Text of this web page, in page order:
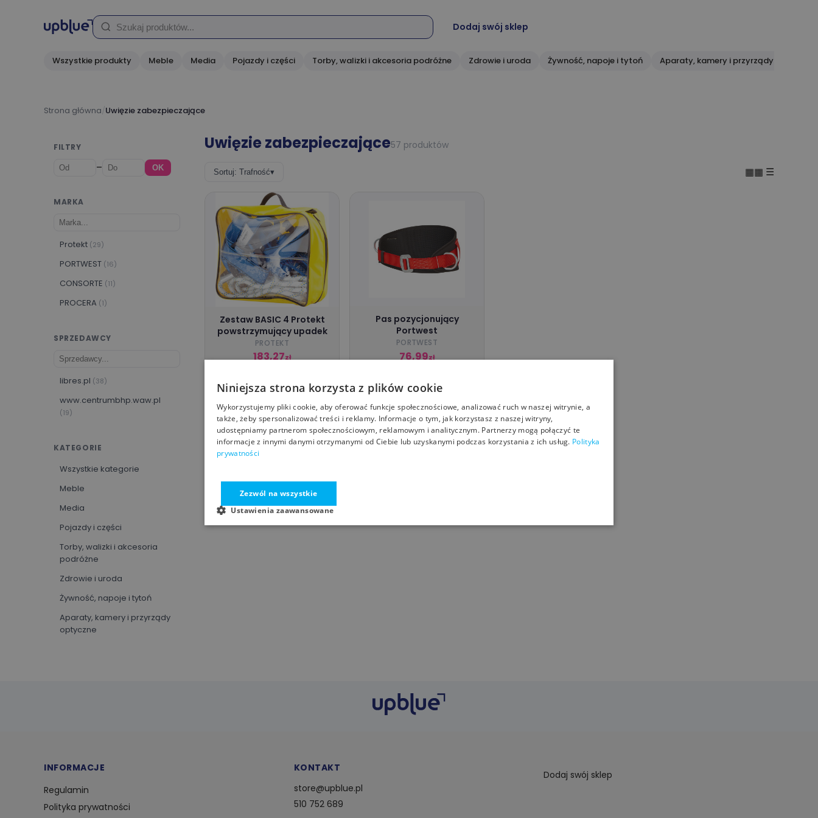
Dodaj swój sklep
Wszystkie produkty Meble Media Pojazdy i części Torby, walizki i akcesoria podróżne Zdrowie i uroda Żywność, napoje i tytoń Aparaty, kamery i przyrządy optyczne
Strona główna Uwięzie zabezpieczające
FILTRY
– OK
MARKA
Protekt (29)
PORTWEST (16)
CONSORTE (11)
PROCERA (1)
SPRZEDAWCY
libres.pl (38)
www.centrumbhp.waw.pl
(19)
KATEGORIE
Wszystkie kategorie
Meble
Media
Pojazdy i części
Torby, walizki i akcesoria
podróżne
Zdrowie i uroda
Żywność, napoje i tytoń
Aparaty, kamery i przyrządy
optyczne
Uwięzie zabezpieczające57 produktów
Sortuj: Trafność▾ ▦▦ ☰
Zestaw BASIC 4 Protekt
powstrzymujący upadek
PROTEKT
183,27zł
Pas pozycjonujący
Portwest
PORTWEST
76,99zł
INFORMACJE
Regulamin
Polityka prywatności
KONTAKT
store@upblue.pl
510 752 689
Dodaj swój sklep
Niniejsza strona korzysta z plików cookie
Wykorzystujemy pliki cookie, aby oferować funkcje społecznościowe, analizować ruch w naszej witrynie, a
także, żeby spersonalizować treści i reklamy. Informacje o tym, jak korzystasz z naszej witryny,
udostępniamy partnerom społecznościowym, reklamowym i analitycznym. Partnerzy mogą połączyć te
informacje z innymi danymi otrzymanymi od Ciebie lub uzyskanymi podczas korzystania z ich usług. Polityka
prywatności
Zezwól na wszystkie
Ustawienia zaawansowane